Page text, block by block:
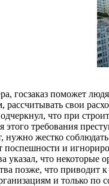
госзаказ поможет
свои
что при
этого требования
нужно жестко
поспешности и
указал, что
позже, что приводит
и только по